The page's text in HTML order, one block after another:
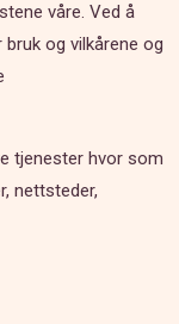
våre. Ved å
og vilkårene og
tjenester hvor som
nettsteder,